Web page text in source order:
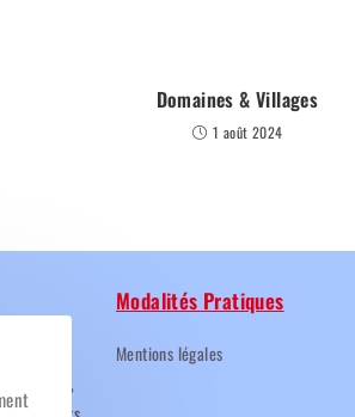
Domaines & Villages
1 août 2024
partage,
Modalités Pratiques
Mentions légales